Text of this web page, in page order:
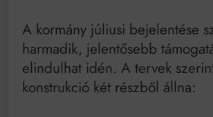
A kormány júliusi bejelentése
harmadik, jelentősebb
elindulhat idén. A tervek
konstrukció két részből állna: